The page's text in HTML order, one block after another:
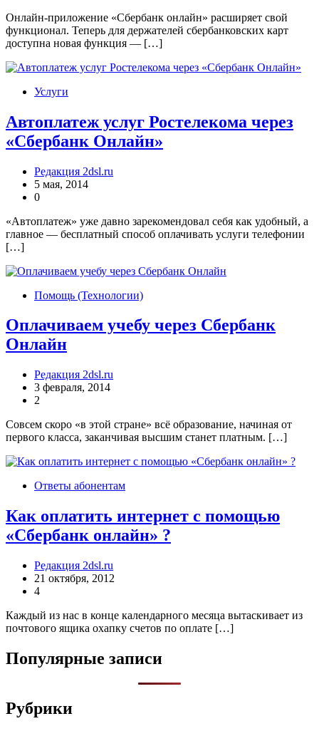
Онлайн-приложение «Сбербанк онлайн» расширяет свой
функционал. Теперь для держателей сбербанковских карт
доступна новая функция — […]
Услуги
Автоплатеж услуг Ростелекома через
«Сбербанк Онлайн»
Редакция 2dsl.ru
5 мая, 2014
0
«Автоплатеж» уже давно зарекомендовал себя как удобный, а
главное — бесплатный способ оплачивать услуги телефонии
[…]
Помощь (Технологии)
Оплачиваем учебу через Сбербанк
Онлайн
Редакция 2dsl.ru
3 февраля, 2014
2
Совсем скоро «в этой стране» всё образование, начиная от
первого класса, заканчивая высшим станет платным. […]
Ответы абонентам
Как оплатить интернет с помощью
«Сбербанк онлайн» ?
Редакция 2dsl.ru
21 октября, 2012
4
Каждый из нас в конце календарного месяца вытаскивает из
почтового ящика охапку счетов по оплате […]
Популярные записи
Рубрики